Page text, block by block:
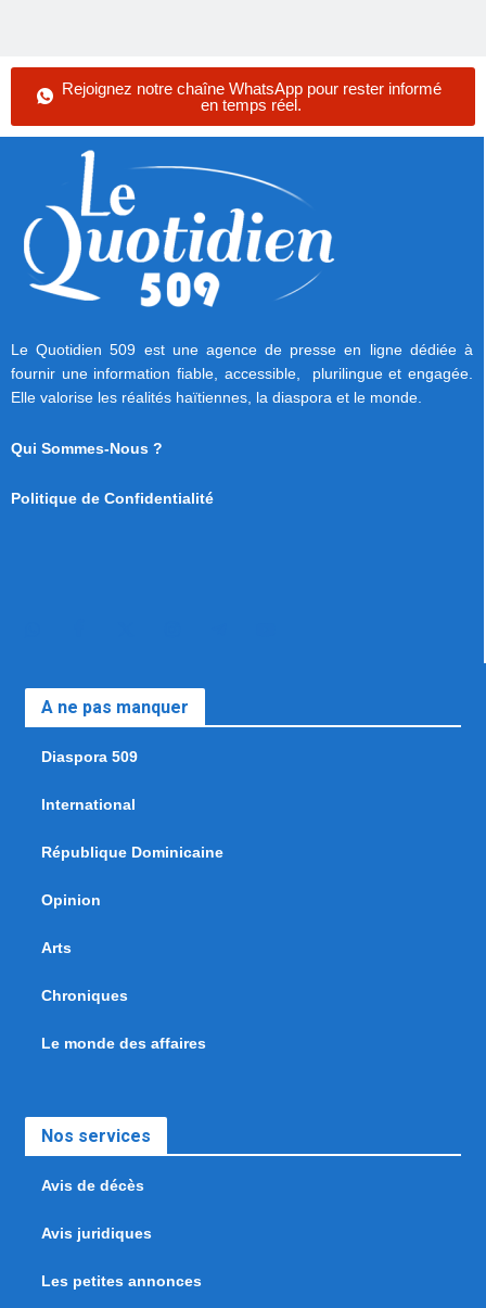
Rejoignez notre chaîne WhatsApp pour rester informé
en temps réel.
Le Quotidien 509 est une agence de presse en ligne dédiée à
fournir une information fiable, accessible, plurilingue et engagée.
Elle valorise les réalités haïtiennes, la diaspora et le monde.
Qui Sommes-Nous ?
Politique de Confidentialité
A ne pas manquer
Diaspora 509
International
République Dominicaine
Opinion
Arts
Chroniques
Le monde des affaires
Nos services
Avis de décès
Avis juridiques
Les petites annonces